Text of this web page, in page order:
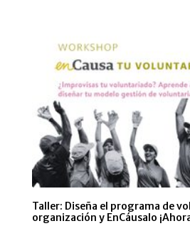
Taller: Diseña el programa de
organización y EnCáusalo